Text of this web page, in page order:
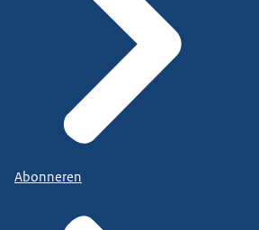
Abonneren